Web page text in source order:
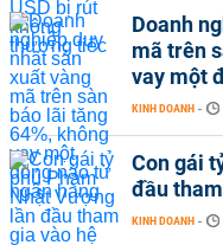
Doanh
mã trên
vay một
KINH DOANH -
Con gái
đầu
KINH DOANH -